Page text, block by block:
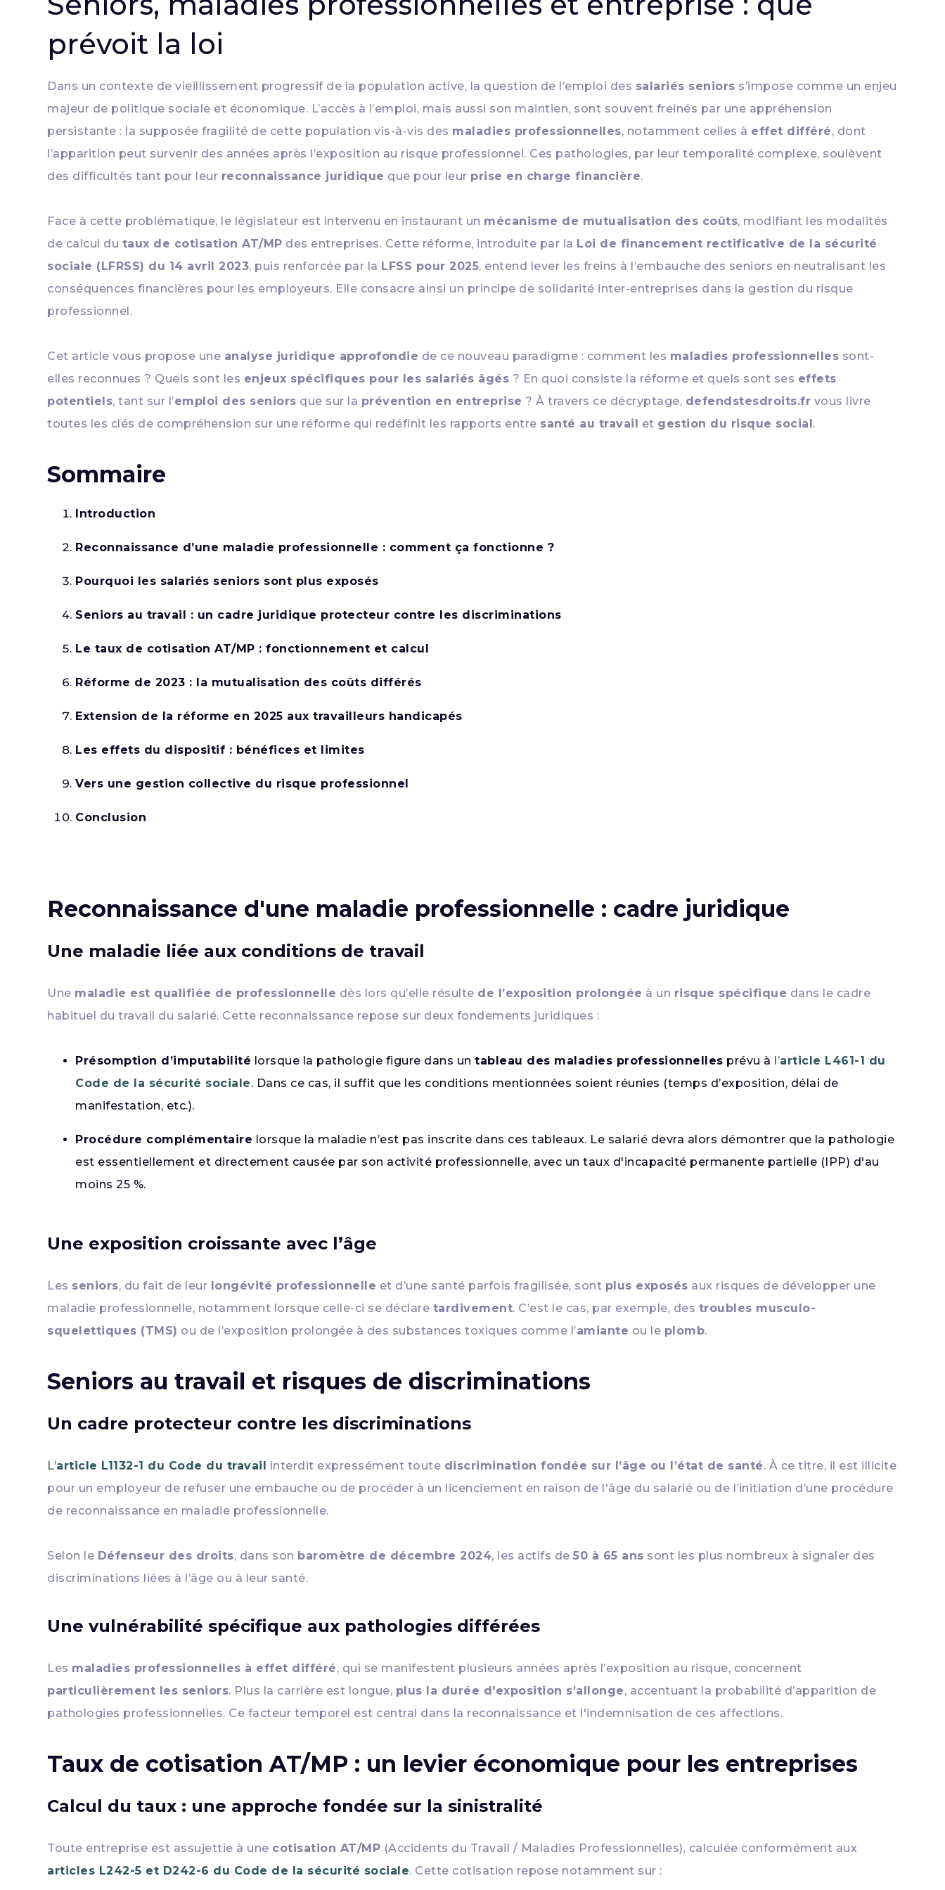
prévoit la loi
Dans un contexte de vieillissement progressif de la population active, la question de l’emploi des salariés seniors s’impose comme un enjeu
majeur de politique sociale et économique. L’accès à l’emploi, mais aussi son maintien, sont souvent freinés par une appréhension
persistante : la supposée fragilité de cette population vis-à-vis des maladies professionnelles, notamment celles à effet différé, dont
l’apparition peut survenir des années après l’exposition au risque professionnel. Ces pathologies, par leur temporalité complexe, soulèvent
des difficultés tant pour leur reconnaissance juridique que pour leur prise en charge financière.
Face à cette problématique, le législateur est intervenu en instaurant un mécanisme de mutualisation des coûts, modifiant les modalités
de calcul du taux de cotisation AT/MP des entreprises. Cette réforme, introduite par la Loi de financement rectificative de la sécurité
sociale (LFRSS) du 14 avril 2023, puis renforcée par la LFSS pour 2025, entend lever les freins à l’embauche des seniors en neutralisant les
conséquences financières pour les employeurs. Elle consacre ainsi un principe de solidarité inter-entreprises dans la gestion du risque
professionnel.
Cet article vous propose une analyse juridique approfondie de ce nouveau paradigme : comment les maladies professionnelles sont-
elles reconnues ? Quels sont les enjeux spécifiques pour les salariés âgés ? En quoi consiste la réforme et quels sont ses effets
potentiels, tant sur l’emploi des seniors que sur la prévention en entreprise ? À travers ce décryptage, defendstesdroits.fr vous livre
toutes les clés de compréhension sur une réforme qui redéfinit les rapports entre santé au travail et gestion du risque social.
Sommaire
Introduction
Reconnaissance d’une maladie professionnelle : comment ça fonctionne ?
Pourquoi les salariés seniors sont plus exposés
Seniors au travail : un cadre juridique protecteur contre les discriminations
Le taux de cotisation AT/MP : fonctionnement et calcul
Réforme de 2023 : la mutualisation des coûts différés
Extension de la réforme en 2025 aux travailleurs handicapés
Les effets du dispositif : bénéfices et limites
Vers une gestion collective du risque professionnel
Conclusion
Reconnaissance d'une maladie professionnelle : cadre juridique
Une maladie liée aux conditions de travail
Une maladie est qualifiée de professionnelle dès lors qu’elle résulte de l’exposition prolongée à un risque spécifique dans le cadre
habituel du travail du salarié. Cette reconnaissance repose sur deux fondements juridiques :
Présomption d’imputabilité lorsque la pathologie figure dans untableau des maladies professionnelles prévu à l’article L461-1 du
Code de la sécurité sociale. Dans ce cas, il suffit que les conditions mentionnées soient réunies (temps d’exposition, délai de
manifestation, etc.).
Procédure complémentaire lorsque la maladie n’est pas inscrite dans ces tableaux. Le salarié devra alors démontrer que la pathologie
est essentiellement et directement causée par son activité professionnelle, avec un taux d'incapacité permanente partielle (IPP) d'au
moins 25 %.
Une exposition croissante avec l’âge
Les seniors, du fait de leur longévité professionnelle et d’une santé parfois fragilisée, sont plus exposés aux risques de développer une
maladie professionnelle, notamment lorsque celle-ci se déclare tardivement. C’est le cas, par exemple, des troubles musculo-
squelettiques (TMS) ou de l’exposition prolongée à des substances toxiques comme l’amiante ou le plomb.
Seniors au travail et risques de discriminations
Un cadre protecteur contre les discriminations
L’article L1132-1 du Code du travail interdit expressément toute discrimination fondée sur l’âge ou l’état de santé. À ce titre, il est illicite
pour un employeur de refuser une embauche ou de procéder à un licenciement en raison de l'âge du salarié ou de l’initiation d’une procédure
de reconnaissance en maladie professionnelle.
Selon le Défenseur des droits, dans son baromètre de décembre 2024, les actifs de50 à 65 ans sont les plus nombreux à signaler des
discriminations liées à l’âge ou à leur santé.
Une vulnérabilité spécifique aux pathologies différées
Les maladies professionnelles à effet différé, qui se manifestent plusieurs années après l’exposition au risque, concernent
particulièrement les seniors. Plus la carrière est longue, plus la durée d'exposition s’allonge, accentuant la probabilité d’apparition de
pathologies professionnelles. Ce facteur temporel est central dans la reconnaissance et l'indemnisation de ces affections.
Taux de cotisation AT/MP : un levier économique pour les entreprises
Calcul du taux : une approche fondée sur la sinistralité
Toute entreprise est assujettie à une cotisation AT/MP (Accidents du Travail / Maladies Professionnelles), calculée conformément aux
articles L242-5 et D242-6 du Code de la sécurité sociale. Cette cotisation repose notamment sur :